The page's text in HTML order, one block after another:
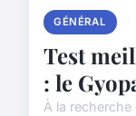
GÉNÉRAL
Test
: le
À la